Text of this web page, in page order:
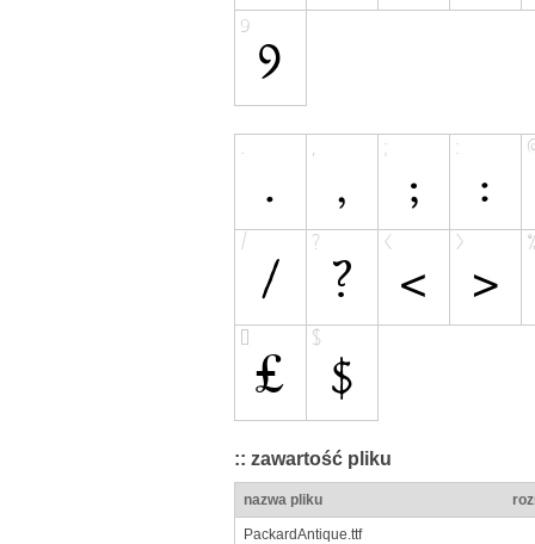
:: zawartość pliku
nazwa pliku
PackardAntique.ttf